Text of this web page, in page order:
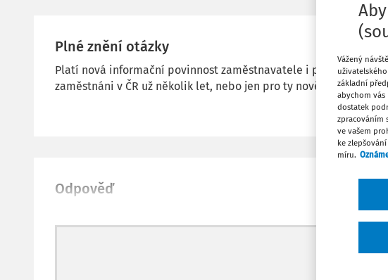
Plné znění otázky
Platí nová informační povinnost zaměstnavatele i pro cizí
zaměstnáni v ČR už několik let, nebo jen pro ty nově nastupující?
Odpověď
Máte
Vážený
základní
abychom
dostatek
zpracováním
ve vašem
ke
míru.